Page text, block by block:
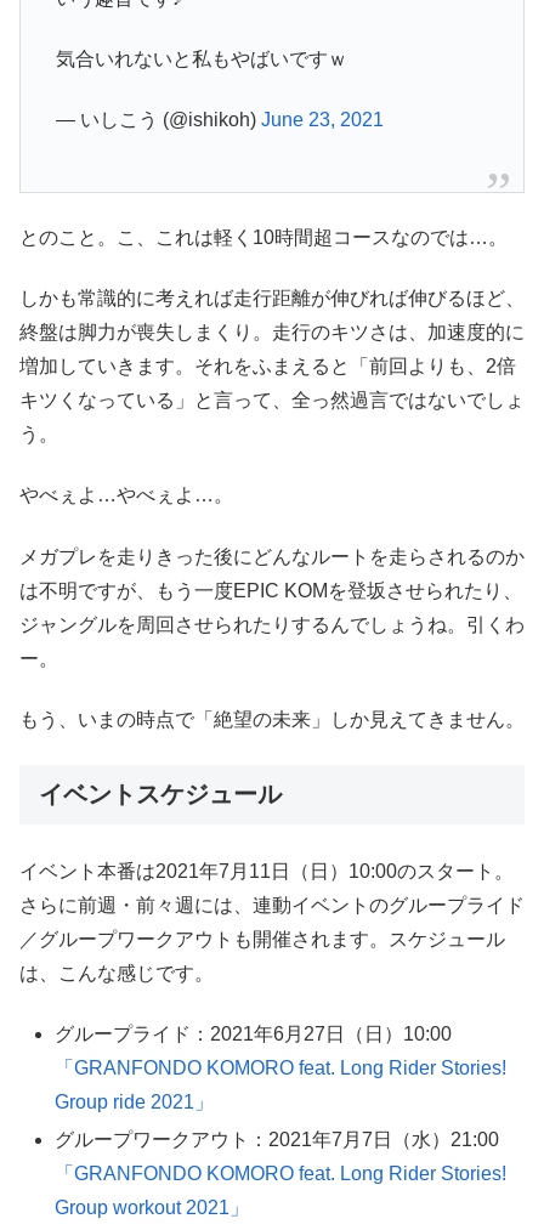
気合いれないと私もやばいですｗ
— いしこう (@ishikoh) June 23, 2021
とのこと。こ、これは軽く10時間超コースなのでは…。
しかも常識的に考えれば走行距離が伸びれば伸びるほど、
終盤は脚力が喪失しまくり。走行のキツさは、加速度的に
増加していきます。それをふまえると「前回よりも、2倍
キツくなっている」と言って、全っ然過言ではないでしょ
う。
やべぇよ…やべぇよ…。
メガプレを走りきった後にどんなルートを走らされるのか
は不明ですが、もう一度EPIC KOMを登坂させられたり、
ジャングルを周回させられたりするんでしょうね。引くわ
ー。
もう、いまの時点で「絶望の未来」しか見えてきません。
イベントスケジュール
イベント本番は2021年7月11日（日）10:00のスタート。
さらに前週・前々週には、連動イベントのグループライド
／グループワークアウトも開催されます。スケジュール
は、こんな感じです。
グループライド：2021年6月27日（日）10:00
「GRANFONDO KOMORO feat. Long Rider Stories!
Group ride 2021」
グループワークアウト：2021年7月7日（水）21:00
「GRANFONDO KOMORO feat. Long Rider Stories!
Group workout 2021」